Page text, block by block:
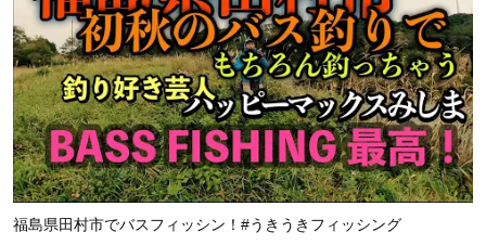
福島県田村市でバスフィッシン！#うきうきフィッシング